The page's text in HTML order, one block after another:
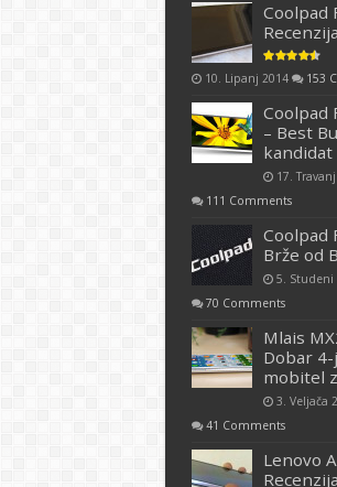
Coolpad
Recenzija
10. Lipanj 2014 153
Coolpad
– Best
kandidat
17.
111 Comments
Coolpad
Brže od
5. Studeni
70 Comments
Mlais
Dobar
mobitel
3. Veljača
41 Comments
Lenovo
Recenzija